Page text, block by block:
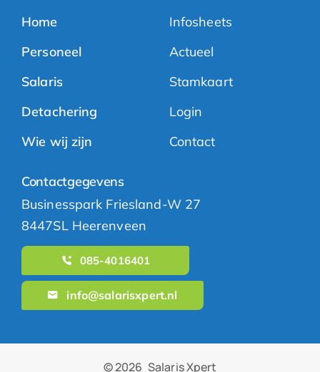
Home
Personeel
Salaris
Detachering
Wie wij zijn
Infosheets
Actueel
Stamkaart
Login
Contact
Contactgegevens
Businesspark Friesland-W 27
8447SL Heerenveen
085-4016401
info@salarisxpert.nl
© 2026 Salaris Xpert